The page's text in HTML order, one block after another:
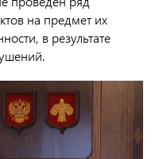
на предмет их
в результате